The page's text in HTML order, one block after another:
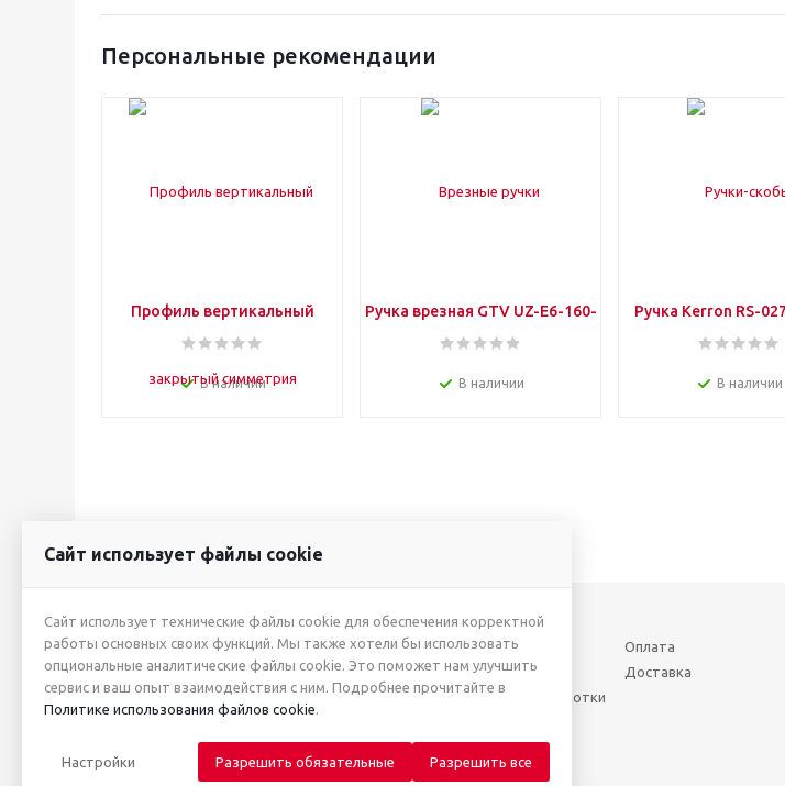
Персональные рекомендации
Профиль вертикальный
закрытый симметрия
анодированный Золото 5.4 м
В наличии
Ручка врезная GTV UZ-Е6-160-
01 хром
В наличии
Ручка Kerron RS-
скоба 160 мм
В наличии
2026 © ИП Жуйкова А.Ю.
О КОМПАНИИ
Новости
Производители
Политика в отношении обработки
Оплата
Доставка
Сайт использует файлы cookie
Сайт использует технические файлы cookie для обеспечения корректной
работы основных своих функций. Мы также хотели бы использовать
опциональные аналитические файлы cookie. Это поможет нам улучшить
сервис и ваш опыт взаимодействия с ним. Подробнее прочитайте в
Политике использования файлов cookie.
Настройки Разрешить обязательные Разрешить все